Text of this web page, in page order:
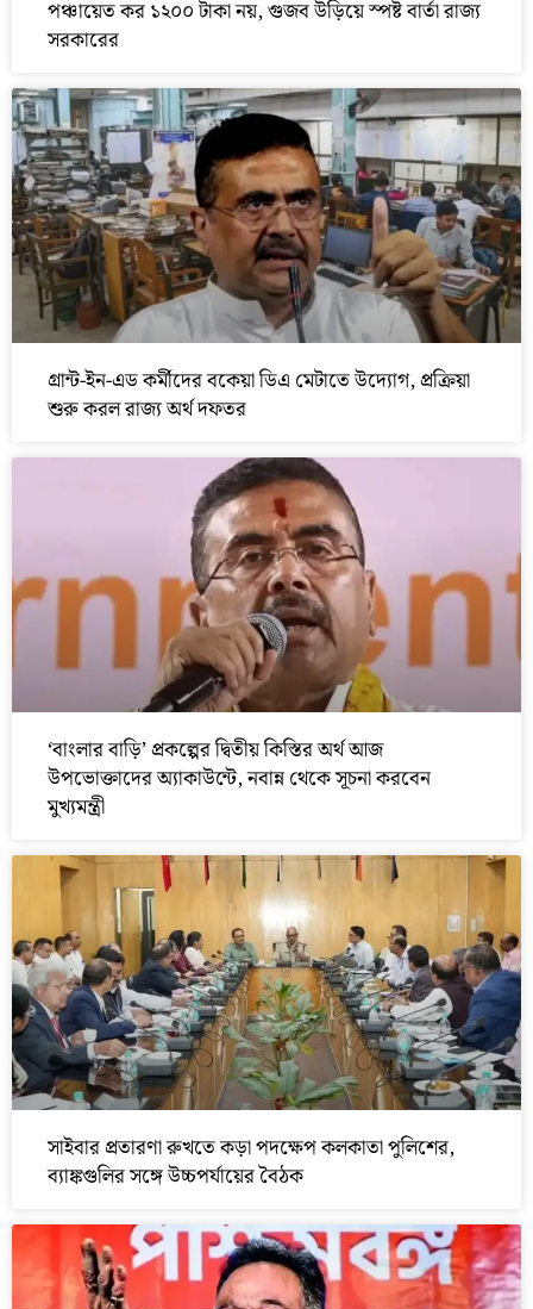
পঞ্চায়েত কর ১২০০ টাকা নয়, গুজব উড়িয়ে স্পষ্ট বার্তা রাজ্য
সরকারের
গ্রান্ট-ইন-এড কর্মীদের বকেয়া ডিএ মেটাতে উদ্যোগ, প্রক্রিয়া
শুরু করল রাজ্য অর্থ দফতর
‘বাংলার বাড়ি’ প্রকল্পের দ্বিতীয় কিস্তির অর্থ আজ
উপভোক্তাদের অ্যাকাউন্টে, নবান্ন থেকে সূচনা করবেন
মুখ্যমন্ত্রী
সাইবার প্রতারণা রুখতে কড়া পদক্ষেপ কলকাতা পুলিশের,
ব্যাঙ্কগুলির সঙ্গে উচ্চপর্যায়ের বৈঠক